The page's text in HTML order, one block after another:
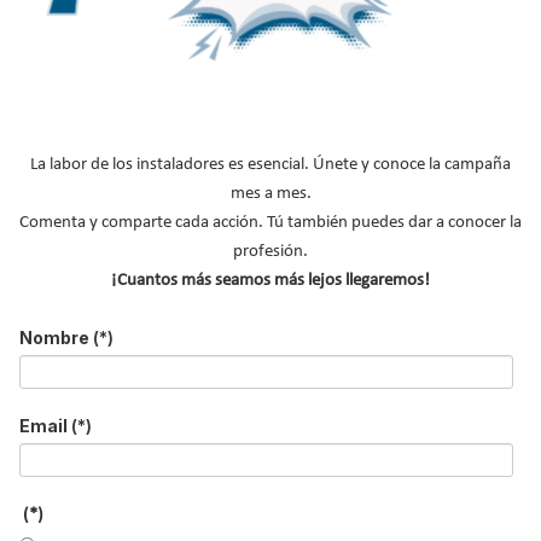
Las viviendas y edificios del futuro ya no se definen solo por su
estética o su ubicación.Lo que verdaderamente marca la
diferencia es su capacidad de adaptarse al usuario, de integrar
tecnología útil sin renunciar al diseño, y de ofrecer un confort
tangible, accesible y eficiente.En ese escenario, la domótica no
es un lujo ni un extra: es la infraestructura invisible que lo hace
posible.
La labor de los instaladores es esencial. Únete y conoce la campaña
mes a mes.
Comenta y comparte cada acción. Tú también puedes dar a conocer la
profesión.
¡Cuantos más seamos más lejos llegaremos!
Nombre (*)
Email (*)
(*)